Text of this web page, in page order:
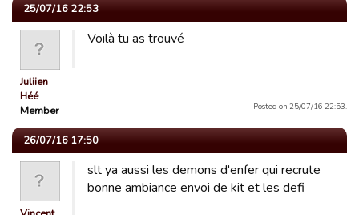
25/07/16 22:53
Juliien
Héé
Member
Voilà tu as trouvé
Posted on 25/07/16 22:53.
26/07/16 17:50
slt ya aussi les demons d'enfer qui recrute
bonne ambiance envoi de kit et les defi